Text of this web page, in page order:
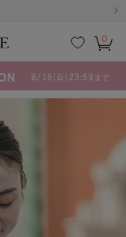
お気
に入
カー
ト
0